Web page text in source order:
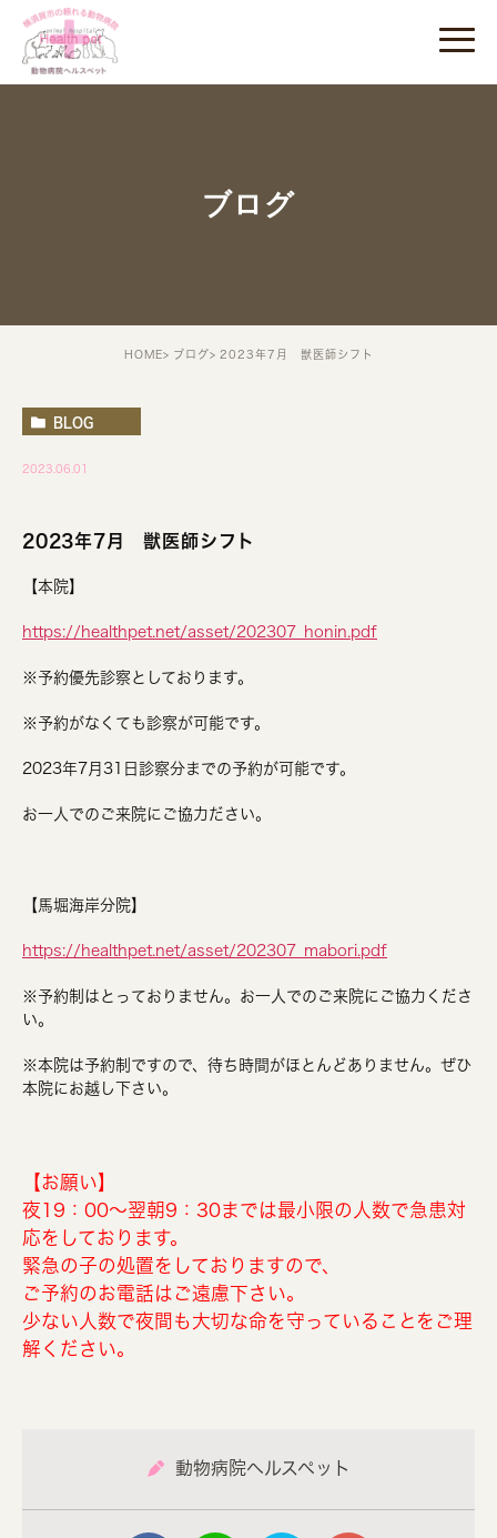
ブログ
HOME ブログ 2023年7月 獣医師シフト
BLOG
2023.06.01
2023年7月 獣医師シフト
【本院】
https://healthpet.net/asset/202307_honin.pdf
※予約優先診察としております。
※予約がなくても診察が可能です。
2023年7月31日診察分までの予約が可能です。
お一人でのご来院にご協力ださい。
【馬堀海岸分院】
https://healthpet.net/asset/202307_mabori.pdf
※予約制はとっておりません。お一人でのご来院にご協力くださ
い。
※本院は予約制ですので、待ち時間がほとんどありません。ぜひ
本院にお越し下さい。
【お願い】
夜19：00～翌朝9：30までは最小限の人数で急患対
応をしております。
緊急の子の処置をしておりますので、
ご予約のお電話はご遠慮下さい。
少ない人数で夜間も大切な命を守っていることをご理
解ください。
動物病院ヘルスペット